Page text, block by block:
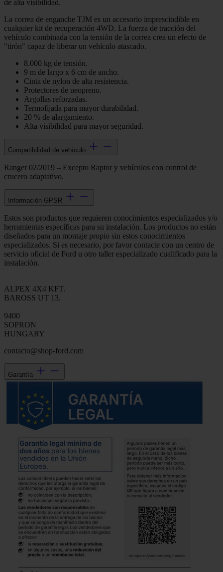
de alta visibilidad.
La correa de enganche TJM es un accesorio imprescindible en
cualquier kit de recuperación 4WD. La fuerza de tracción del
vehículo combinada con la tensión de la correa crea un efecto de
"tirón" capaz de liberar un vehículo atascado.
8.000 kg de tensión.
9 m de largo x 6 cm de ancho.
Cinta de nylon de alta resistencia.
Protectores de neopreno.
Argollas reforzadas.
Termofijada para mayor durabilidad.
20 % de alargamiento.
Alta visibilidad para mayor seguridad.
Compatibilidad de vehículo
Ranger 02/2019 – Excepto Raptor y vehículos con control de
crucero adaptativo.
Información GPSR
Estos son productos que requieren conocimientos especializados y/o
herramientas específicas para su instalación. Los productos no están
diseñados para un montaje propio sin estos conocimientos
especializados. Si es necesario, por favor contacte con un centro de
servicio oficial de Ford u otro taller especializado cualificado para la
instalación.
ALPEX 4X4 KFT.
BAROSS UT 13.
9400
SOPRON
HUNGARY
contacto@shop-ford.com
Garantía